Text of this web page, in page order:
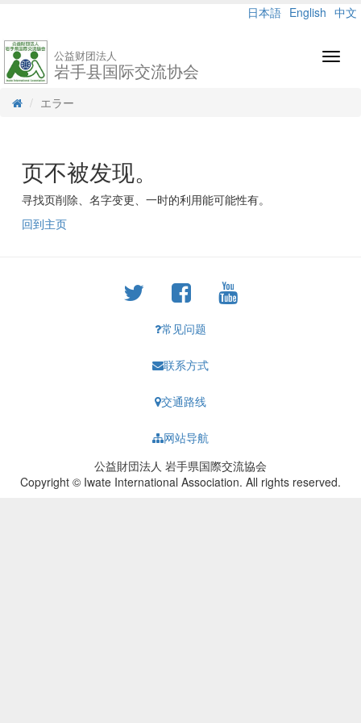
日本語 English 中文
公益财团法人
岩手县国际交流协会
エラー
页不被发现。
寻找页削除、名字变更、一时的利用能可能性有。
回到主页
常见问题
联系方式
交通路线
网站导航
公益財団法人 岩手県国際交流協会
Copyright © Iwate International Association. All rights reserved.